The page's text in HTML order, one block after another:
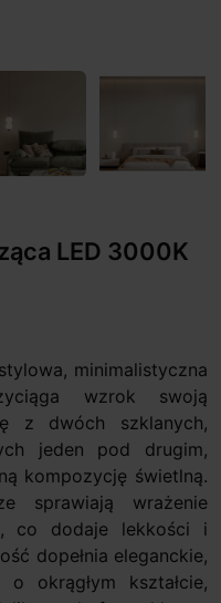
LED 3000K
minimalistyczna
wzrok swoją
z dwóch szklanych,
jeden pod drugim,
kompozycję świetlną.
sprawiają wrażenie
co dodaje lekkości i
dopełnia eleganckie,
okrągłym kształcie,